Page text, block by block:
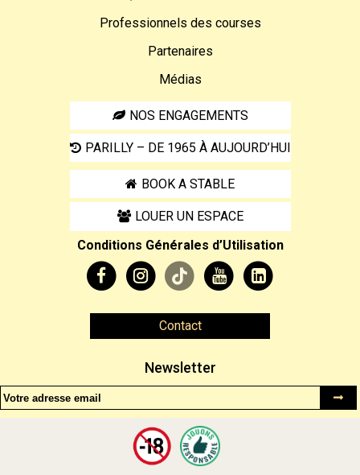
Professionnels des courses
Partenaires
Médias
NOS ENGAGEMENTS
PARILLY – DE 1965 À AUJOURD’HUI
BOOK A STABLE
LOUER UN ESPACE
Conditions Générales d’Utilisation
Contact
Newsletter